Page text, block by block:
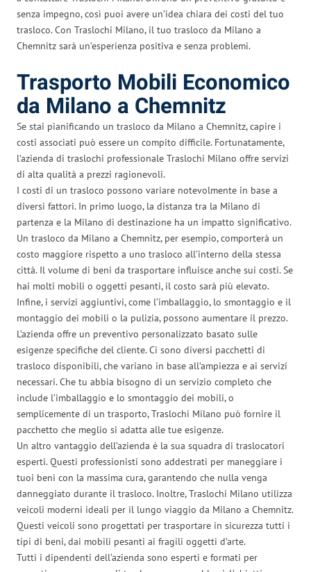
senza impegno, così puoi avere un’idea chiara dei costi del tuo
trasloco. Con Traslochi Milano, il tuo trasloco da Milano a
Chemnitz sarà un’esperienza positiva e senza problemi.
Trasporto Mobili Economico
da Milano a Chemnitz
Se stai pianificando un trasloco da Milano a Chemnitz, capire i
costi associati può essere un compito difficile. Fortunatamente,
l’azienda di traslochi professionale Traslochi Milano offre servizi
di alta qualità a prezzi ragionevoli.
I costi di un trasloco possono variare notevolmente in base a
diversi fattori. In primo luogo, la distanza tra la Milano di
partenza e la Milano di destinazione ha un impatto significativo.
Un trasloco da Milano a Chemnitz, per esempio, comporterà un
costo maggiore rispetto a uno trasloco all’interno della stessa
città. Il volume di beni da trasportare influisce anche sui costi. Se
hai molti mobili o oggetti pesanti, il costo sarà più elevato.
Infine, i servizi aggiuntivi, come l’imballaggio, lo smontaggio e il
montaggio dei mobili o la pulizia, possono aumentare il prezzo.
L’azienda offre un preventivo personalizzato basato sulle
esigenze specifiche del cliente. Ci sono diversi pacchetti di
trasloco disponibili, che variano in base all’ampiezza e ai servizi
necessari. Che tu abbia bisogno di un servizio completo che
include l’imballaggio e lo smontaggio dei mobili, o
semplicemente di un trasporto, Traslochi Milano può fornire il
pacchetto che meglio si adatta alle tue esigenze.
Un altro vantaggio dell’azienda è la sua squadra di traslocatori
esperti. Questi professionisti sono addestrati per maneggiare i
tuoi beni con la massima cura, garantendo che nulla venga
danneggiato durante il trasloco. Inoltre, Traslochi Milano utilizza
veicoli moderni ideali per il lungo viaggio da Milano a Chemnitz.
Questi veicoli sono progettati per trasportare in sicurezza tutti i
tipi di beni, dai mobili pesanti ai fragili oggetti d’arte.
Tutti i dipendenti dell’azienda sono esperti e formati per